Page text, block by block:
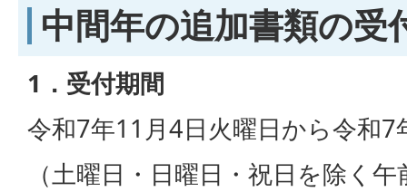
中間年の追加書類の受
1．受付期間
令和7年11月4日火曜日から令和
（土曜日・日曜日・祝日を除く